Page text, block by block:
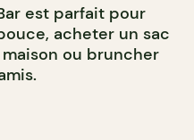
est parfait pour
acheter un sac
ou bruncher